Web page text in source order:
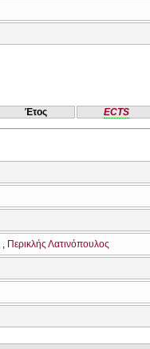
Έτος ECTS
Περικλής Λατινόπουλος